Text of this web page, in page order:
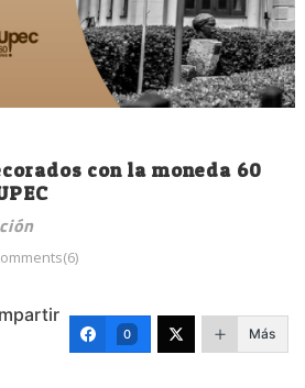
con la moneda 60
0 Más